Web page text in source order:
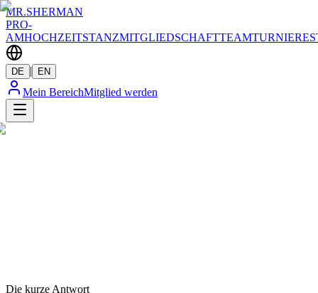
MR.SHERMAN
PRO-
AMHOCHZEITSTANZMITGLIEDSCHAFTTEAMTURNIERE
DE | EN
Mein BereichMitglied werden
Die kurze Antwort